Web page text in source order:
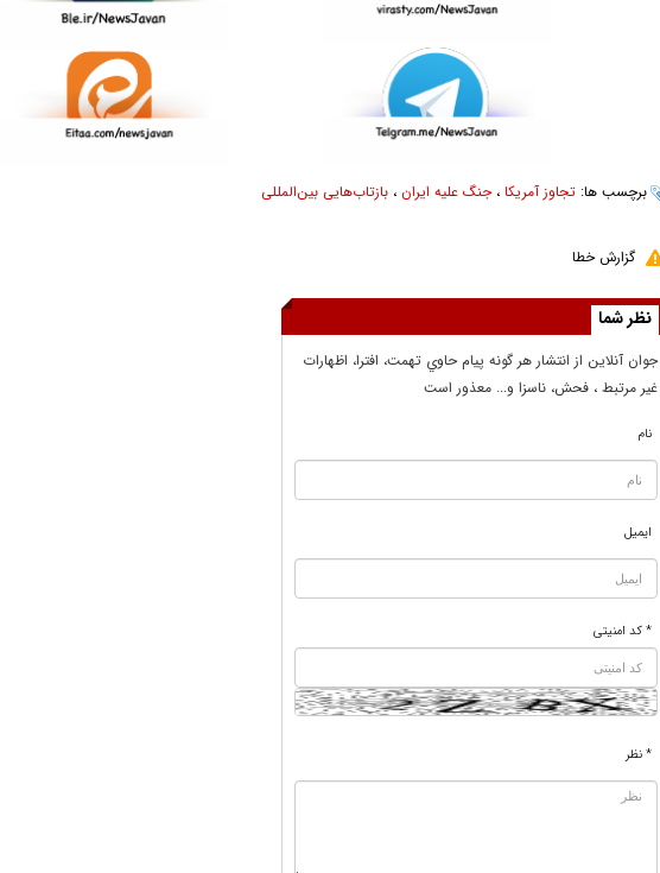
برچسب ها: تجاوز آمریکا،جنگ علیه ایران ، بازتاب‌هایی بین‌المللی
گزارش خطا
نظر شما
جوان آنلاين از انتشار هر گونه پيام حاوي تهمت، افترا، اظهارات
غير مرتبط ، فحش، ناسزا و... معذور است
نام
ایمیل
* کد امنیتی
* نظر